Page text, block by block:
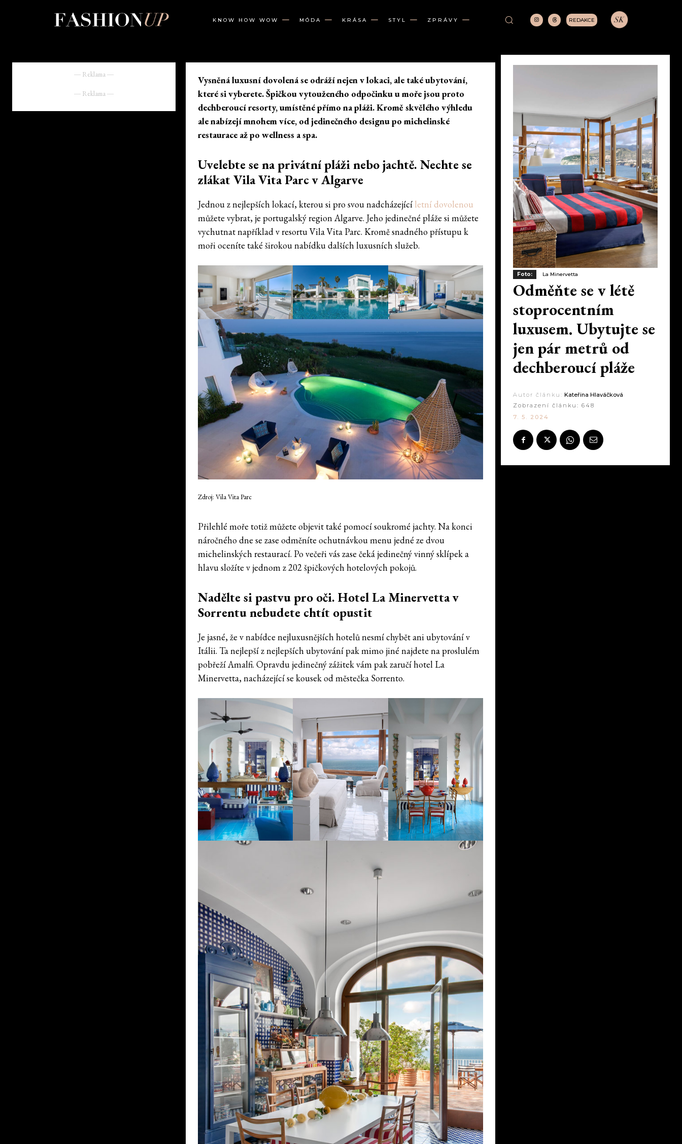
KNOW HOW WOW MÓDA KRÁSA STYL ZPRÁVY REDAKCE
― Reklama ―
― Reklama ―
Vysněná luxusní dovolená se odráží nejen v lokaci, ale také ubytování,
které si vyberete. Špičkou vytouženého odpočinku u moře jsou proto
dechberoucí resorty, umístěné přímo na pláži. Kromě skvělého výhledu
ale nabízejí mnohem více, od jedinečného designu po michelinské
restaurace až po wellness a spa.
Uvelebte se na privátní pláži nebo jachtě. Nechte se
zlákat Vila Vita Parc v Algarve
Jednou z nejlepších lokací, kterou si pro svou nadcházející letní dovolenou
můžete vybrat, je portugalský region Algarve. Jeho jedinečné pláže si můžete
vychutnat například v resortu Vila Vita Parc. Kromě snadného přístupu k
moři oceníte také širokou nabídku dalších luxusních služeb.
Zdroj: Vila Vita Parc
Přilehlé moře totiž můžete objevit také pomocí soukromé jachty. Na konci
náročného dne se zase odměníte ochutnávkou menu jedné ze dvou
michelinských restaurací. Po večeři vás zase čeká jedinečný vinný sklípek a
hlavu složíte v jednom z 202 špičkových hotelových pokojů.
Nadělte si pastvu pro oči. Hotel La Minervetta v
Sorrentu nebudete chtít opustit
Je jasné, že v nabídce nejluxusnějších hotelů nesmí chybět ani ubytování v
Itálii. Ta nejlepší z nejlepších ubytování pak mimo jiné najdete na proslulém
pobřeží Amalfi. Opravdu jedinečný zážitek vám pak zaručí hotel La
Minervetta, nacházející se kousek od městečka Sorrento.
Foto: La Minervetta
Odměňte se v létě
stoprocentním
luxusem. Ubytujte se
jen pár metrů od
dechberoucí pláže
Autor článku: Kateřina Hlaváčková
Zobrazení článku: 648
7. 5. 2024